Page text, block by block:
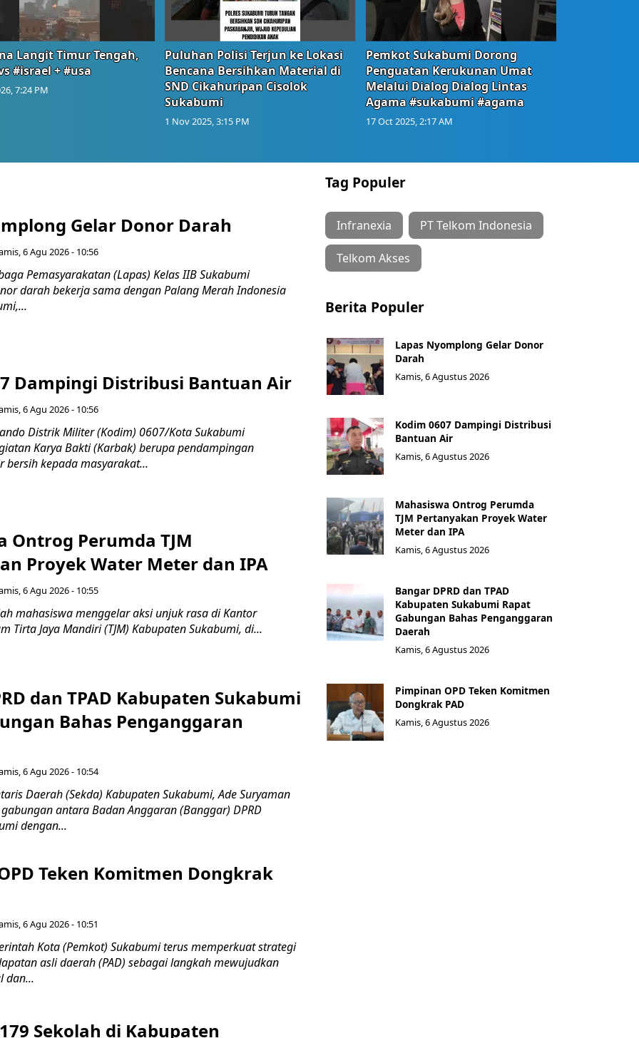
Langit Timur Tengah,
#israel + #usa
7:24 PM
Puluhan Polisi Terjun ke Lokasi
Bencana Bersihkan Material di
SND Cikahuripan Cisolok
Sukabumi
1 Nov 2025, 3:15 PM
Pemkot Sukabumi Dorong
Penguatan Kerukunan Umat
Melalui Dialog Dialog Lintas
Agama #sukabumi #agama
17 Oct 2025, 2:17 AM
Gelar Donor Darah
6 Agu 2026 - 10:56
Pemasyarakatan (Lapas) Kelas IIB Sukabumi
darah bekerja sama dengan Palang Merah Indonesia
Dampingi Distribusi Bantuan Air
6 Agu 2026 - 10:56
Distrik Militer (Kodim) 0607/Kota Sukabumi
Karya Bakti (Karbak) berupa pendampingan
bersih kepada masyarakat...
Ontrog Perumda TJM
Proyek Water Meter dan IPA
6 Agu 2026 - 10:55
mahasiswa menggelar aksi unjuk rasa di Kantor
Tirta Jaya Mandiri (TJM) Kabupaten Sukabumi, di...
dan TPAD Kabupaten Sukabumi
Bahas Penganggaran
6 Agu 2026 - 10:54
Daerah (Sekda) Kabupaten Sukabumi, Ade Suryaman
antara Badan Anggaran (Banggar) DPRD
dengan...
Teken Komitmen Dongkrak
6 Agu 2026 - 10:51
Kota (Pemkot) Sukabumi terus memperkuat strategi
asli daerah (PAD) sebagai langkah mewujudkan
dan...
Sekolah di Kabupaten
Tag Populer
Infranexia PT Telkom Indonesia
Telkom Akses
Berita Populer
Lapas Nyomplong Gelar Donor
Darah
Kamis, 6 Agustus 2026
Kodim 0607 Dampingi Distribusi
Bantuan Air
Kamis, 6 Agustus 2026
Mahasiswa Ontrog Perumda
TJM Pertanyakan Proyek Water
Meter dan IPA
Kamis, 6 Agustus 2026
Bangar DPRD dan TPAD
Kabupaten Sukabumi Rapat
Gabungan Bahas Penganggaran
Daerah
Kamis, 6 Agustus 2026
Pimpinan OPD Teken Komitmen
Dongkrak PAD
Kamis, 6 Agustus 2026